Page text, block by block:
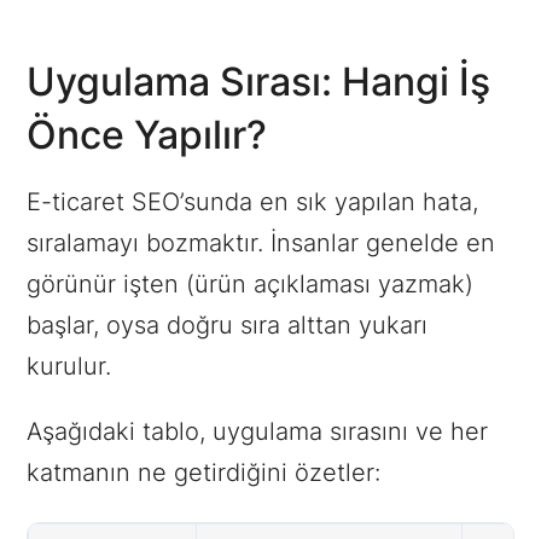
Uygulama Sırası: Hangi İş
Önce Yapılır?
E-ticaret SEO’sunda en sık yapılan hata,
sıralamayı bozmaktır. İnsanlar genelde en
görünür işten (ürün açıklaması yazmak)
başlar, oysa doğru sıra alttan yukarı
kurulur.
Aşağıdaki tablo, uygulama sırasını ve her
katmanın ne getirdiğini özetler: